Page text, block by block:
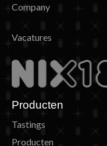
Company
Vacatures
Producten
Tastings
Producten